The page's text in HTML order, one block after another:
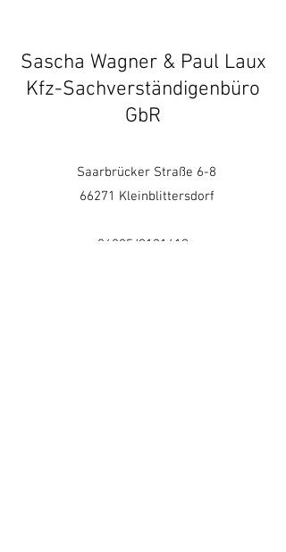
Sascha Wagner & Paul Laux
Kfz-Sachverständigenbüro
GbR
Saarbrücker Straße 6-8
66271 Kleinblittersdorf
06805/9131419